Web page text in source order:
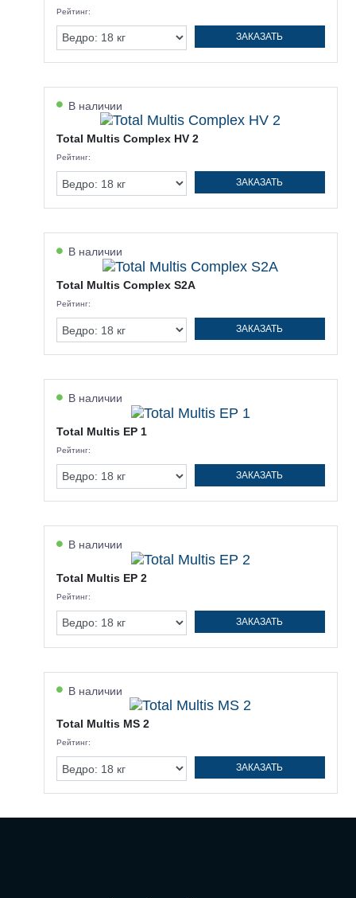
Рейтинг:
ЗАКАЗАТЬ
В наличии
Total Multis Complex HV 2
Рейтинг:
ЗАКАЗАТЬ
В наличии
Total Multis Complex S2A
Рейтинг:
ЗАКАЗАТЬ
В наличии
Total Multis EP 1
Рейтинг:
ЗАКАЗАТЬ
В наличии
Total Multis EP 2
Рейтинг:
ЗАКАЗАТЬ
В наличии
Total Multis MS 2
Рейтинг:
ЗАКАЗАТЬ